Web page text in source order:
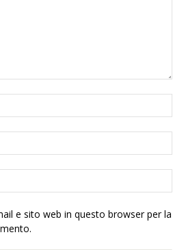
e sito web in questo browser per la